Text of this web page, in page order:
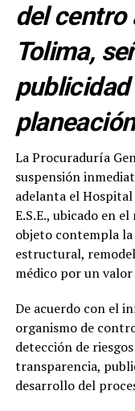
del centro
Tolima,
La Procuraduría
suspensión
adelanta el
E.S.E., ubicado en
objeto contempla
estructural,
médico por un valor
De acuerdo con el
organismo de
detección de
transparencia,
desarrollo del